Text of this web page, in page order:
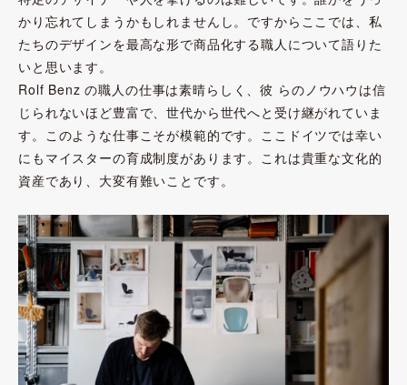
かり忘れてしまうかもしれませんし。ですからここでは、私
たちのデザインを最高な形で商品化する職人について語りた
いと思います。
Rolf Benz の職人の仕事は素晴らしく、彼 らのノウハウは信
じられないほど豊富で、世代から世代へと受け継がれていま
す。このような仕事こそが模範的です。ここドイツでは幸い
にもマイスターの育成制度があります。これは貴重な文化的
資産であり、大変有難いことです。